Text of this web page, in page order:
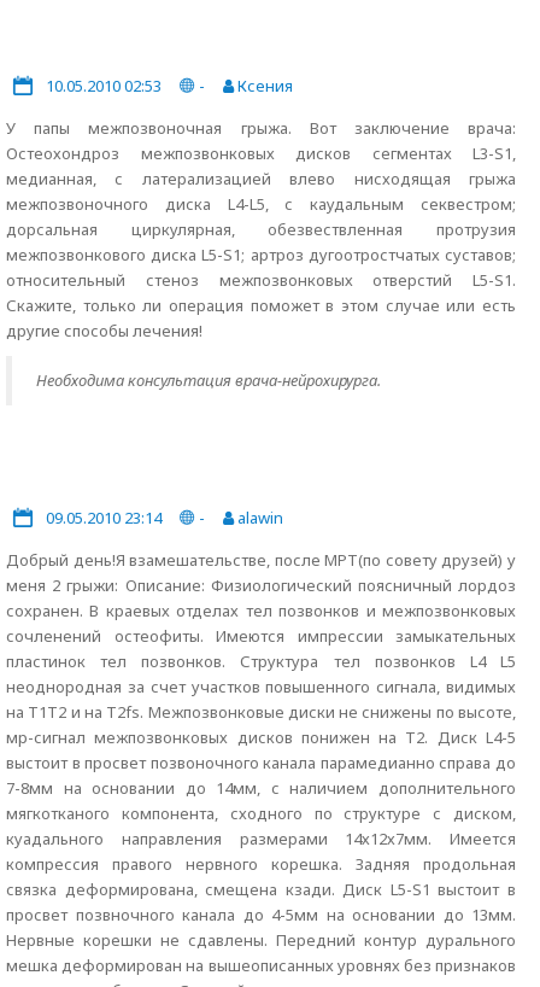
10.05.2010 02:53 -
Ксения
У папы межпозвоночная грыжа. Вот заключение врача:
Остеохондроз межпозвонковых дисков сегментах L3-S1,
медианная, с латерализацией влево нисходящая грыжа
межпозвоночного диска L4-L5, с каудальным секвестром;
дорсальная циркулярная, обезвествленная протрузия
межпозвонкового диска L5-S1; артроз дугоотростчатых суставов;
относительный стеноз межпозвонковых отверстий L5-S1.
Скажите, только ли операция поможет в этом случае или есть
другие способы лечения!
Необходима консультация врача-нейрохирурга.
09.05.2010 23:14 -
alawin
Добрый день!Я взамешательстве, после МРТ(по совету друзей) у
меня 2 грыжи: Описание: Физиологический поясничный лордоз
сохранен. В краевых отделах тел позвонков и межпозвонковых
сочленений остеофиты. Имеются импрессии замыкательных
пластинок тел позвонков. Структура тел позвонков L4 L5
неоднородная за счет участков повышенного сигнала, видимых
на Т1Т2 и на Т2fs. Межпозвонковые диски не снижены по высоте,
мр-сигнал межпозвонковых дисков понижен на Т2. Диск L4-5
выстоит в просвет позвоночного канала парамедианно справа до
7-8мм на основании до 14мм, с наличием дополнительного
мягкотканого компонента, сходного по структуре с диском,
куадального направления размерами 14х12х7мм. Имеется
компрессия правого нервного корешка. Задняя продольная
связка деформирована, смещена кзади. Диск L5-S1 выстоит в
просвет позвночного канала до 4-5мм на основании до 13мм.
Нервные корешки не сдавлены. Передний контур дурального
мешка деформирован на вышеописанных уровнях без признаков